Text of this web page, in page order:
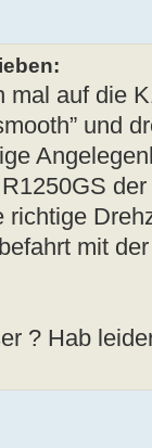
mal auf die
und
mit
? Hab